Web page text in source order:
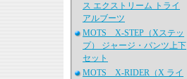
ス エクストリーム トライ
アルブーツ
MOTS X-STEP（Xステッ
プ） ジャージ・パンツ上下
セット
MOTS X-RIDER（X ライ